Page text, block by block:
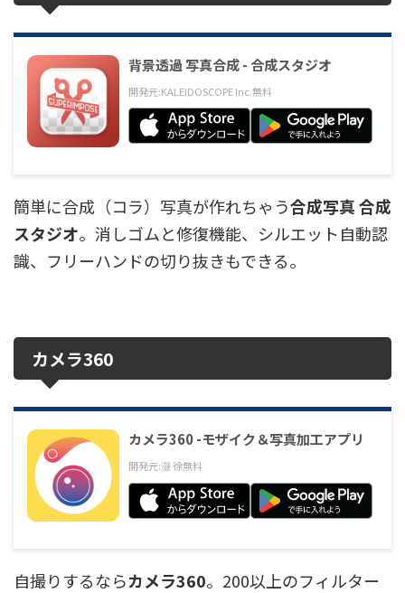
背景透過 写真合成 - 合成スタジオ
開発元:KALEIDOSCOPE Inc.無料
簡単に合成（コラ）写真が作れちゃう合成写真 合成
スタジオ。消しゴムと修復機能、シルエット自動認
識、フリーハンドの切り抜きもできる。
カメラ360
カメラ360 -モザイク＆写真加工アプリ
開発元:灏 徐無料
自撮りするならカメラ360。200以上のフィルター